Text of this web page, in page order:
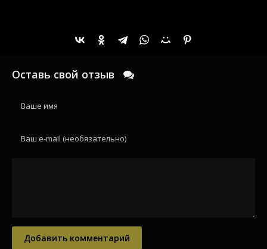
Оставь свой отзыв
Добавить комментарий